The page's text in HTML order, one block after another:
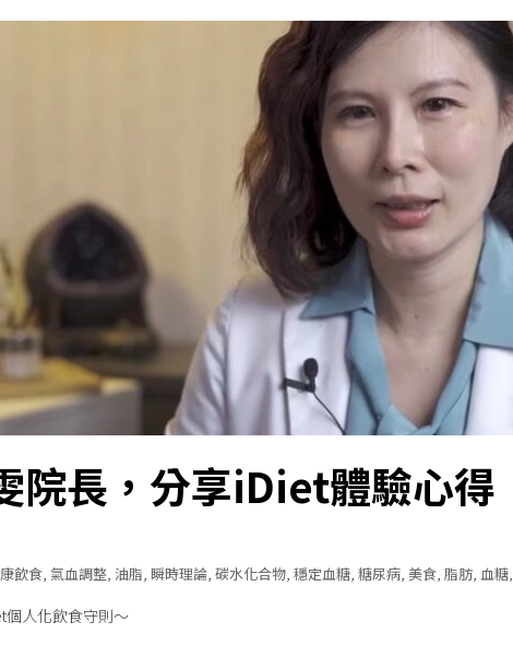
院長，分享iDiet體驗心得
飲食, 氣血調整, 油脂, 瞬時理論, 碳水化合物, 穩定血糖, 糖尿病, 美食, 脂肪, 血糖,
個人化飲食守則～